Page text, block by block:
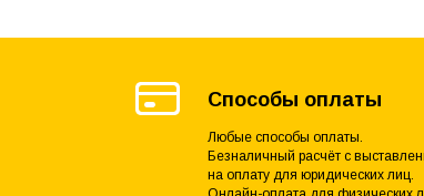
Способы оплаты
Любые способы оплаты.
Безналичный расчёт с
на оплату для юридических лиц.